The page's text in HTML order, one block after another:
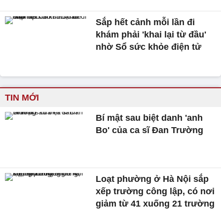
Sắp hết cảnh mỗi lần đi
khám phải 'khai lại từ đầu'
nhờ Sổ sức khỏe điện tử
TIN MỚI
Bí mật sau biệt danh 'anh
Bo' của ca sĩ Đan Trường
Loạt phường ở Hà Nội sắp
xếp trường công lập, có nơi
giảm từ 41 xuống 21 trường